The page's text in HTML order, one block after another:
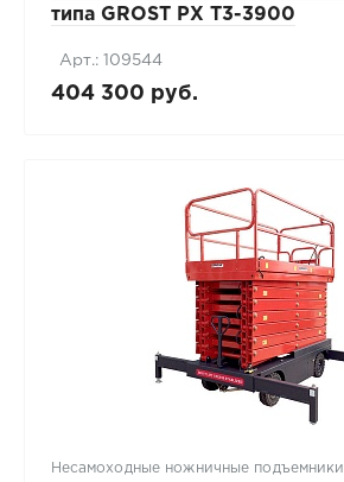
типа GROST PX T3-3900
Арт.: 109544
404 300 руб.
Несамоходные ножничные подъемники